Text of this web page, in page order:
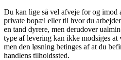
Du kan lige så vel afveje for og imod
private bopæl eller til hvor du
en tand dyrere, men derudover
type af levering kan ikke modsiges at
men den løsning betinges af at du
handlens tilholdssted.